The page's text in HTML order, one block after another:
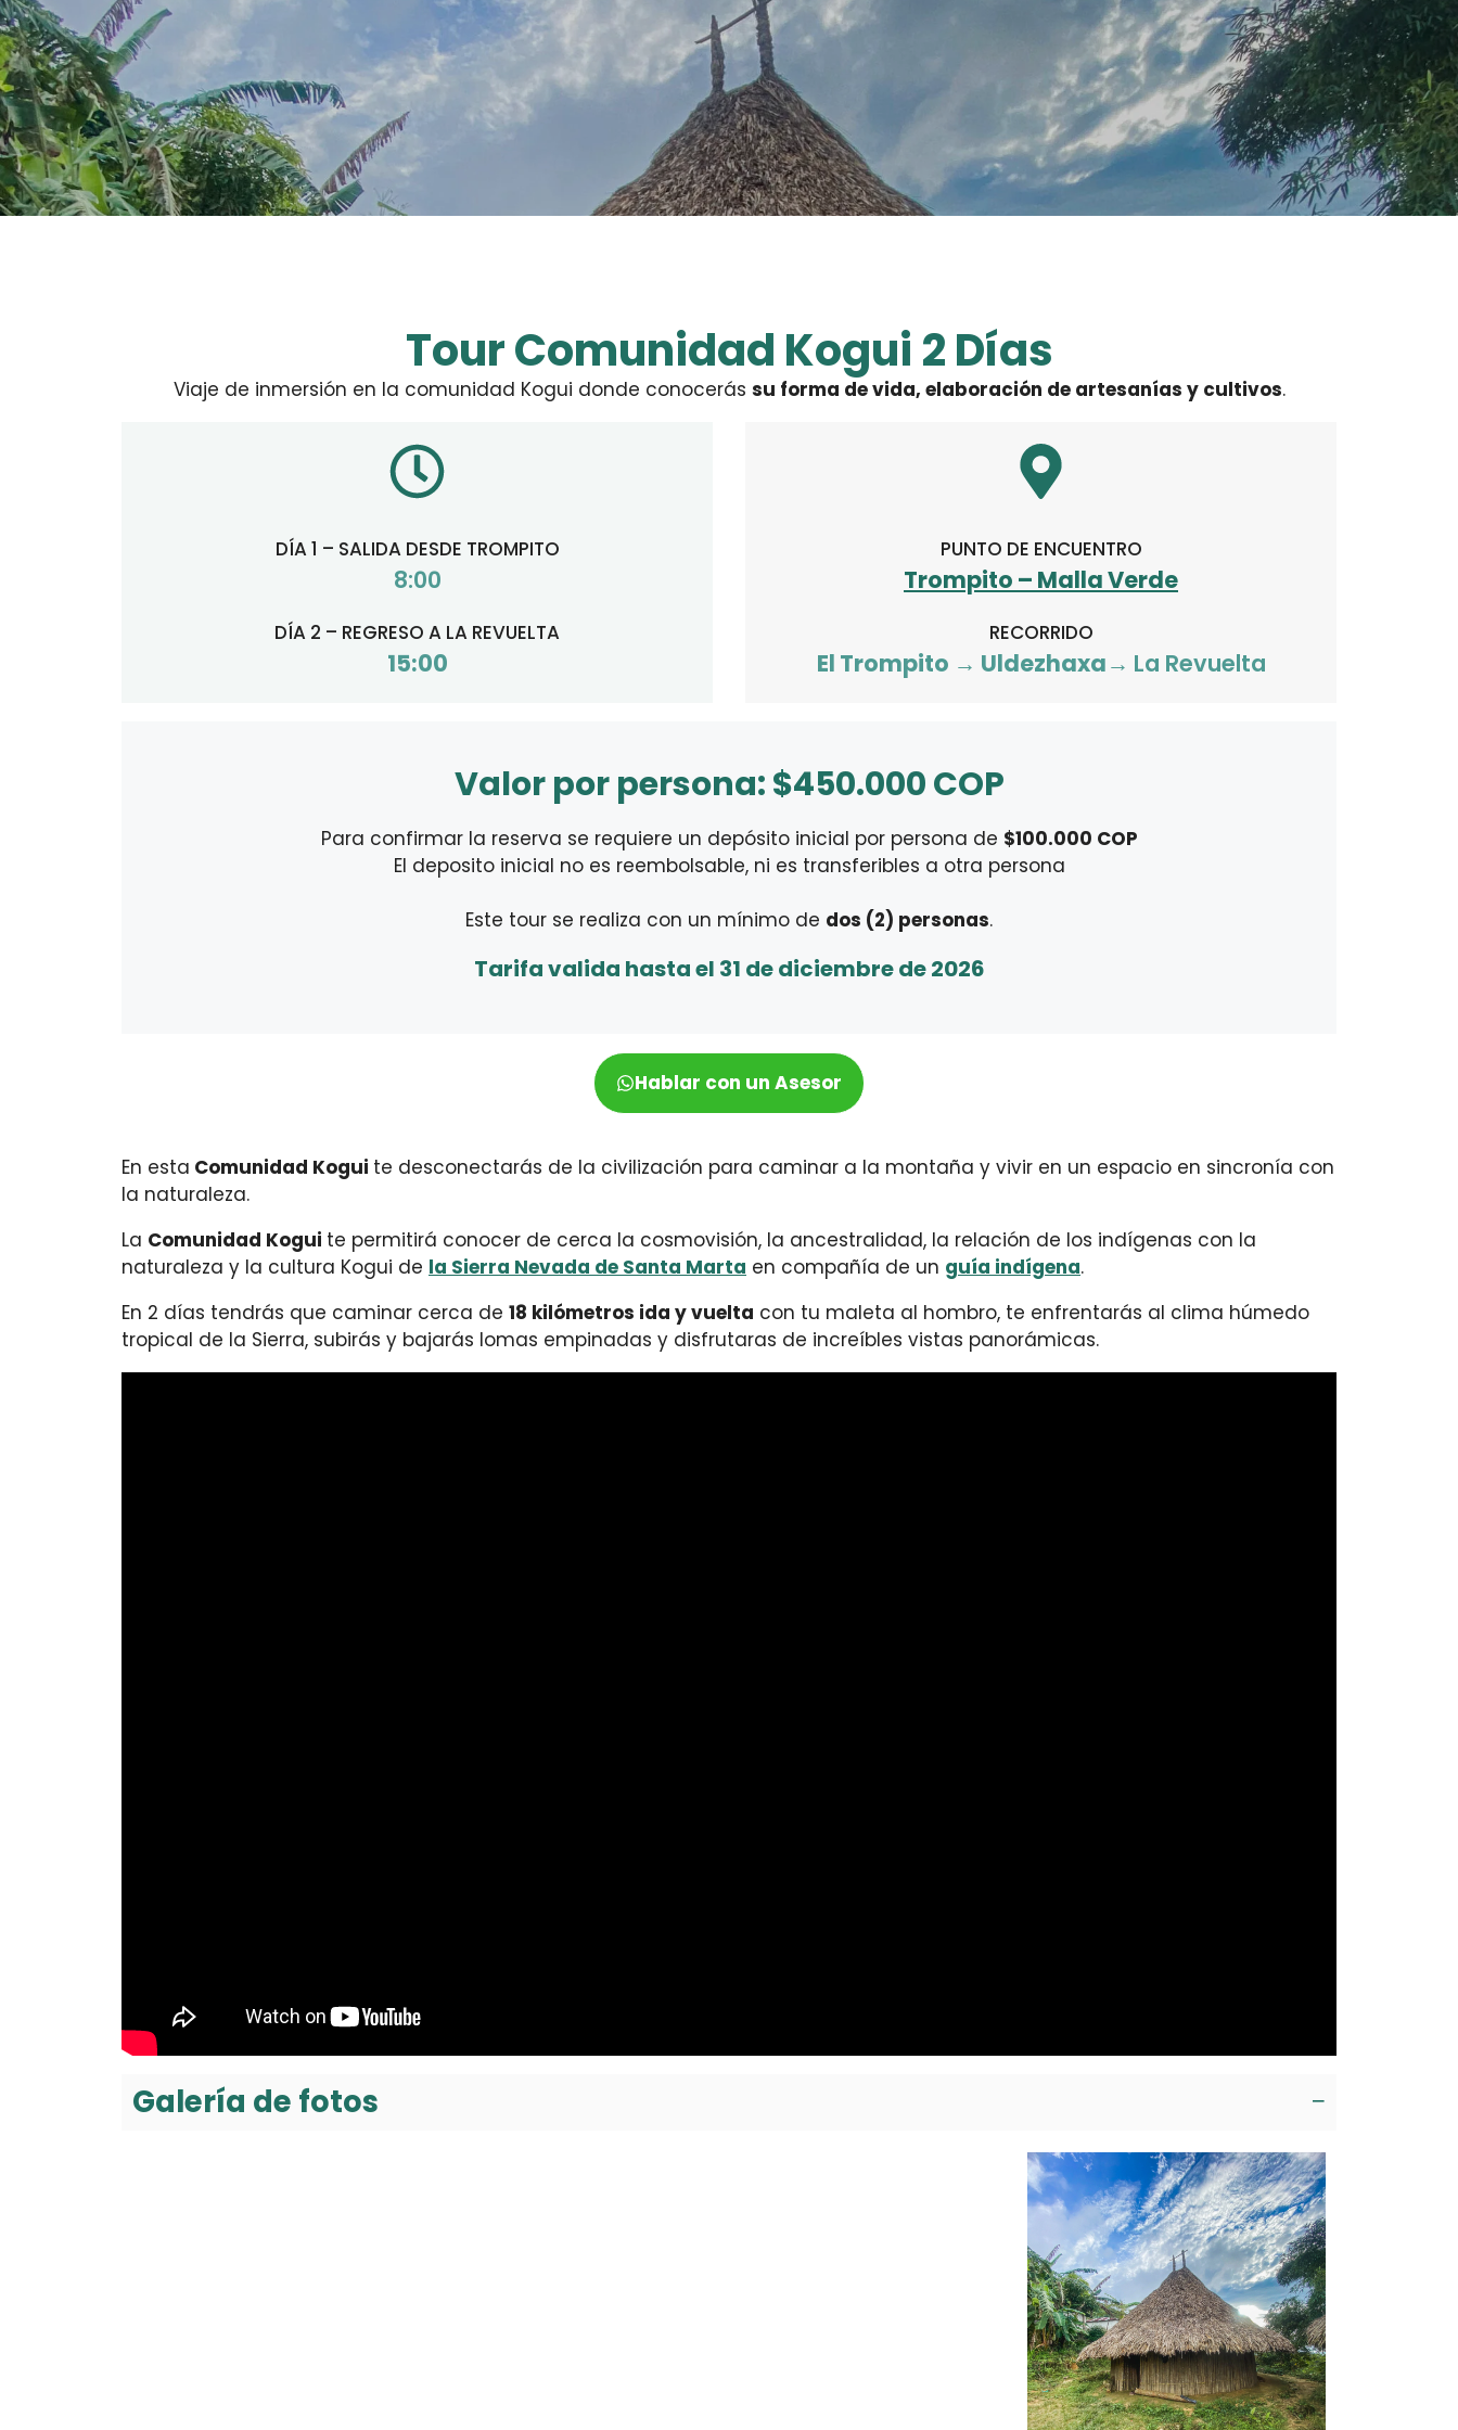
TourComunidad Kogui 2 Días
Viaje de inmersión en la comunidad Kogui donde conocerás su forma de vida, elaboración de artesanías y cultivos.
DÍA 1 – SALIDA DESDE TROMPITO
8:00
DÍA 2 – REGRESO A LA REVUELTA
15:00
PUNTO DE ENCUENTRO
Trompito – Malla Verde
RECORRIDO
El Trompito → Uldezhaxa→ La Revuelta
Valor por persona: $450.000 COP
Para confirmar la reserva se requiere un depósito inicial por persona de $100.000 COP
El deposito inicial no es reembolsable, ni es transferibles a otra persona
Este tour se realiza con un mínimo de dos (2) personas.
Tarifa valida hasta el 31 de diciembre de 2026
Hablar con un Asesor
En esta Comunidad Kogui te desconectarás de la civilización para caminar a la montaña y vivir en un espacio en sincronía con
la naturaleza.
La Comunidad Kogui te permitirá conocer de cerca la cosmovisión, la ancestralidad, la relación de los indígenas con la
naturaleza y la cultura Kogui de la Sierra Nevada de Santa Marta en compañía de un guía indígena.
En 2 días tendrás que caminar cerca de 18 kilómetros ida y vuelta con tu maleta al hombro, te enfrentarás al clima húmedo
tropical de la Sierra, subirás y bajarás lomas empinadas y disfrutaras de increíbles vistas panorámicas.
Galería de fotos